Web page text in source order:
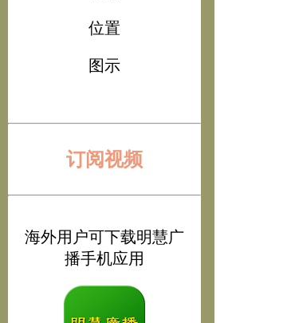
位置
图示
订阅视频
海外用户可下载明慧广
播手机应用